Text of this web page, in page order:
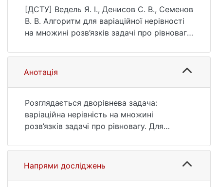
розв’язкiв задачi про рiвновагу. Журнал
обчислювальної та прикладної
математики, (1), 18–30.
https://doi.org/10.17721/2706-9699.2020.1.02
[ДСТУ] Ведель Я. І., Денисов С. В., Семенов
В. В. Алгоритм для варiацiйної нерiвностi
на множинi розв’язкiв задачi про рiвновагу.
математики. 2020. № 1. С. 18—30. DOI:
10.17721/2706-9699.2020.1.02 (дата
звернення: 25.07.2026).
Анотація
Розглядається дворiвнева задача:
варiацiйна нерiвнiсть на множинi
розв’язкiв задачi про рiвновагу. Для
iтерацiйний алгоритм, що сумiщає у собi
iдеї двоетапного проксимального методу
та iтеративної регуляризацiї. Для
Напрями досліджень